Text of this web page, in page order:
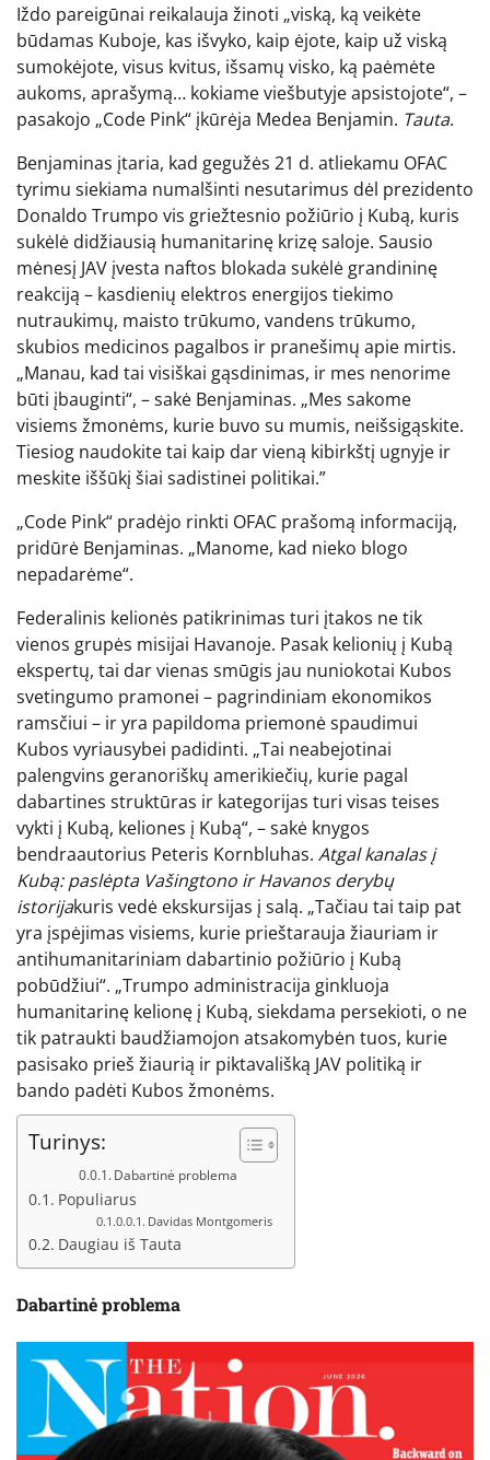
Iždo pareigūnai reikalauja žinoti „viską, ką veikėte
būdamas Kuboje, kas išvyko, kaip ėjote, kaip už viską
sumokėjote, visus kvitus, išsamų visko, ką paėmėte
aukoms, aprašymą… kokiame viešbutyje apsistojote“, –
pasakojo „Code Pink“ įkūrėja Medea Benjamin. Tauta.
Benjaminas įtaria, kad gegužės 21 d. atliekamu OFAC
tyrimu siekiama numalšinti nesutarimus dėl prezidento
Donaldo Trumpo vis griežtesnio požiūrio į Kubą, kuris
sukėlė didžiausią humanitarinę krizę saloje. Sausio
mėnesį JAV įvesta naftos blokada sukėlė grandininę
reakciją – kasdienių elektros energijos tiekimo
nutraukimų, maisto trūkumo, vandens trūkumo,
skubios medicinos pagalbos ir pranešimų apie mirtis.
„Manau, kad tai visiškai gąsdinimas, ir mes nenorime
būti įbauginti“, – sakė Benjaminas. „Mes sakome
visiems žmonėms, kurie buvo su mumis, neišsigąskite.
Tiesiog naudokite tai kaip dar vieną kibirkštį ugnyje ir
meskite iššūkį šiai sadistinei politikai.”
„Code Pink“ pradėjo rinkti OFAC prašomą informaciją,
pridūrė Benjaminas. „Manome, kad nieko blogo
nepadarėme“.
Federalinis kelionės patikrinimas turi įtakos ne tik
vienos grupės misijai Havanoje. Pasak kelionių į Kubą
ekspertų, tai dar vienas smūgis jau nuniokotai Kubos
svetingumo pramonei – pagrindiniam ekonomikos
ramsčiui – ir yra papildoma priemonė spaudimui
Kubos vyriausybei padidinti. „Tai neabejotinai
palengvins geranoriškų amerikiečių, kurie pagal
dabartines struktūras ir kategorijas turi visas teises
vykti į Kubą, keliones į Kubą“, – sakė knygos
bendraautorius Peteris Kornbluhas. Atgal kanalas į
Kubą: paslėpta Vašingtono ir Havanos derybų
istorijakuris vedė ekskursijas į salą. „Tačiau tai taip pat
yra įspėjimas visiems, kurie prieštarauja žiauriam ir
antihumanitariniam dabartinio požiūrio į Kubą
pobūdžiui“. „Trumpo administracija ginkluoja
humanitarinę kelionę į Kubą, siekdama persekioti, o ne
tik patraukti baudžiamojon atsakomybėn tuos, kurie
pasisako prieš žiaurią ir piktavališką JAV politiką ir
bando padėti Kubos žmonėms.
Turinys:
Dabartinė problema
Populiarus
Davidas Montgomeris
Daugiau iš Tauta
Dabartinė problema